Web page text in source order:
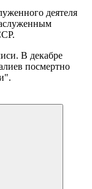
деятеля
В декабре
посмертно